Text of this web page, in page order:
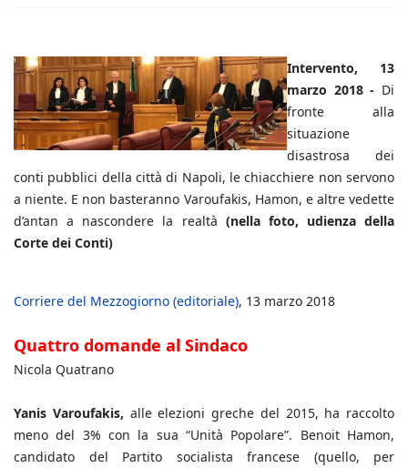
Intervento, 13
marzo 2018 - Di
fronte alla
situazione
disastrosa dei
conti pubblici della città di Napoli, le chiacchiere non servono
a niente. E non basteranno Varoufakis, Hamon, e altre vedette
d’antan a nascondere la realtà (nella foto, udienza della
Corte dei Conti)
Corriere del Mezzogiorno (editoriale), 13 marzo 2018
Quattro domande al Sindaco
Nicola Quatrano
Yanis Varoufakis, alle elezioni greche del 2015, ha raccolto
meno del 3% con la sua “Unità Popolare”. Benoit Hamon,
candidato del Partito socialista francese (quello, per